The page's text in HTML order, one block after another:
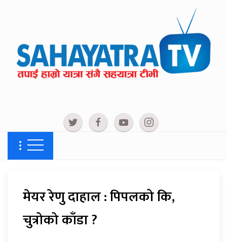
मेयर रेणु दाहाल : पिपलको कि,
चुत्रोको काँडा ?